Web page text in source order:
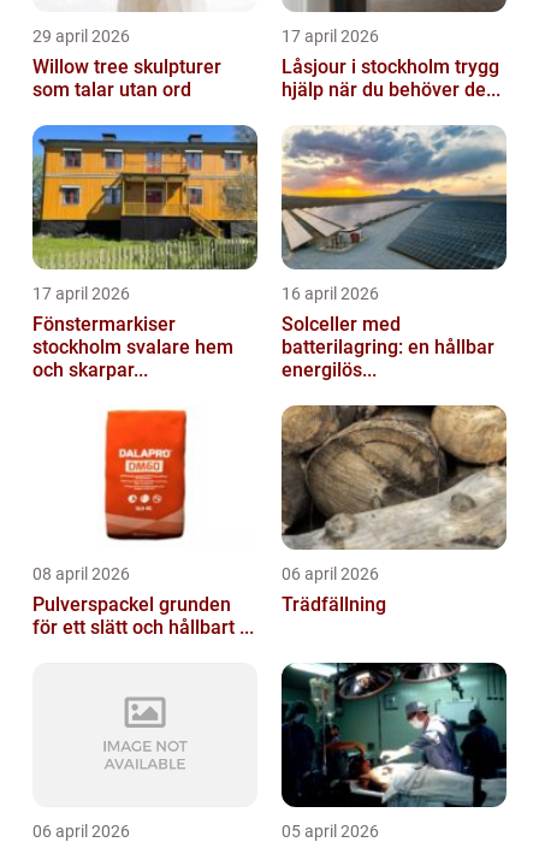
29 april 2026
Willow tree skulpturer
som talar utan ord
17 april 2026
Låsjour i stockholm trygg
hjälp när du behöver de...
17 april 2026
Fönstermarkiser
stockholm svalare hem
och skarpar...
16 april 2026
Solceller med
batterilagring: en hållbar
energilös...
08 april 2026
Pulverspackel grunden
för ett slätt och hållbart ...
06 april 2026
Trädfällning
06 april 2026 05 april 2026